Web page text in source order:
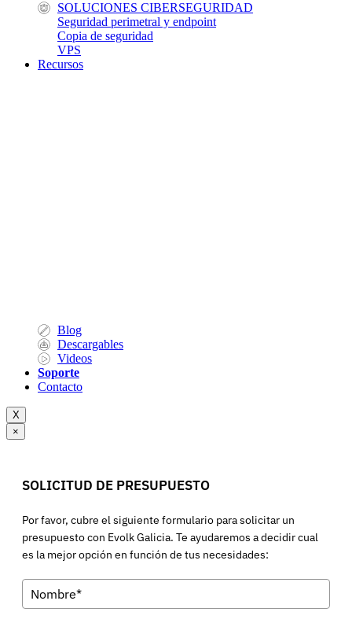
SOLUCIONES CIBERSEGURIDAD
Seguridad perimetral y endpoint
Copia de seguridad
VPS
Recursos
Blog
Descargables
Videos
Soporte
Contacto
X
×
SOLICITUD DE PRESUPUESTO
Por favor, cubre el siguiente formulario para solicitar un
presupuesto con Evolk Galicia. Te ayudaremos a decidir cual
es la mejor opción en función de tus necesidades: